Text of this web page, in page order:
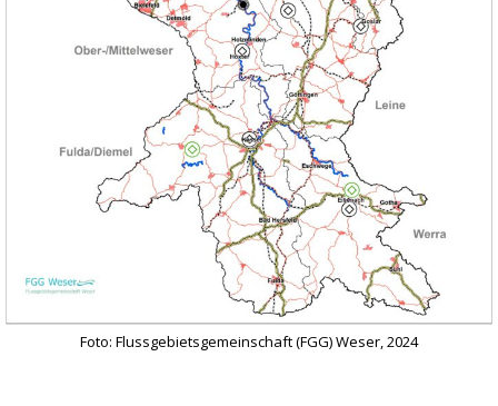
Foto: Flussgebietsgemeinschaft (FGG) Weser, 2024